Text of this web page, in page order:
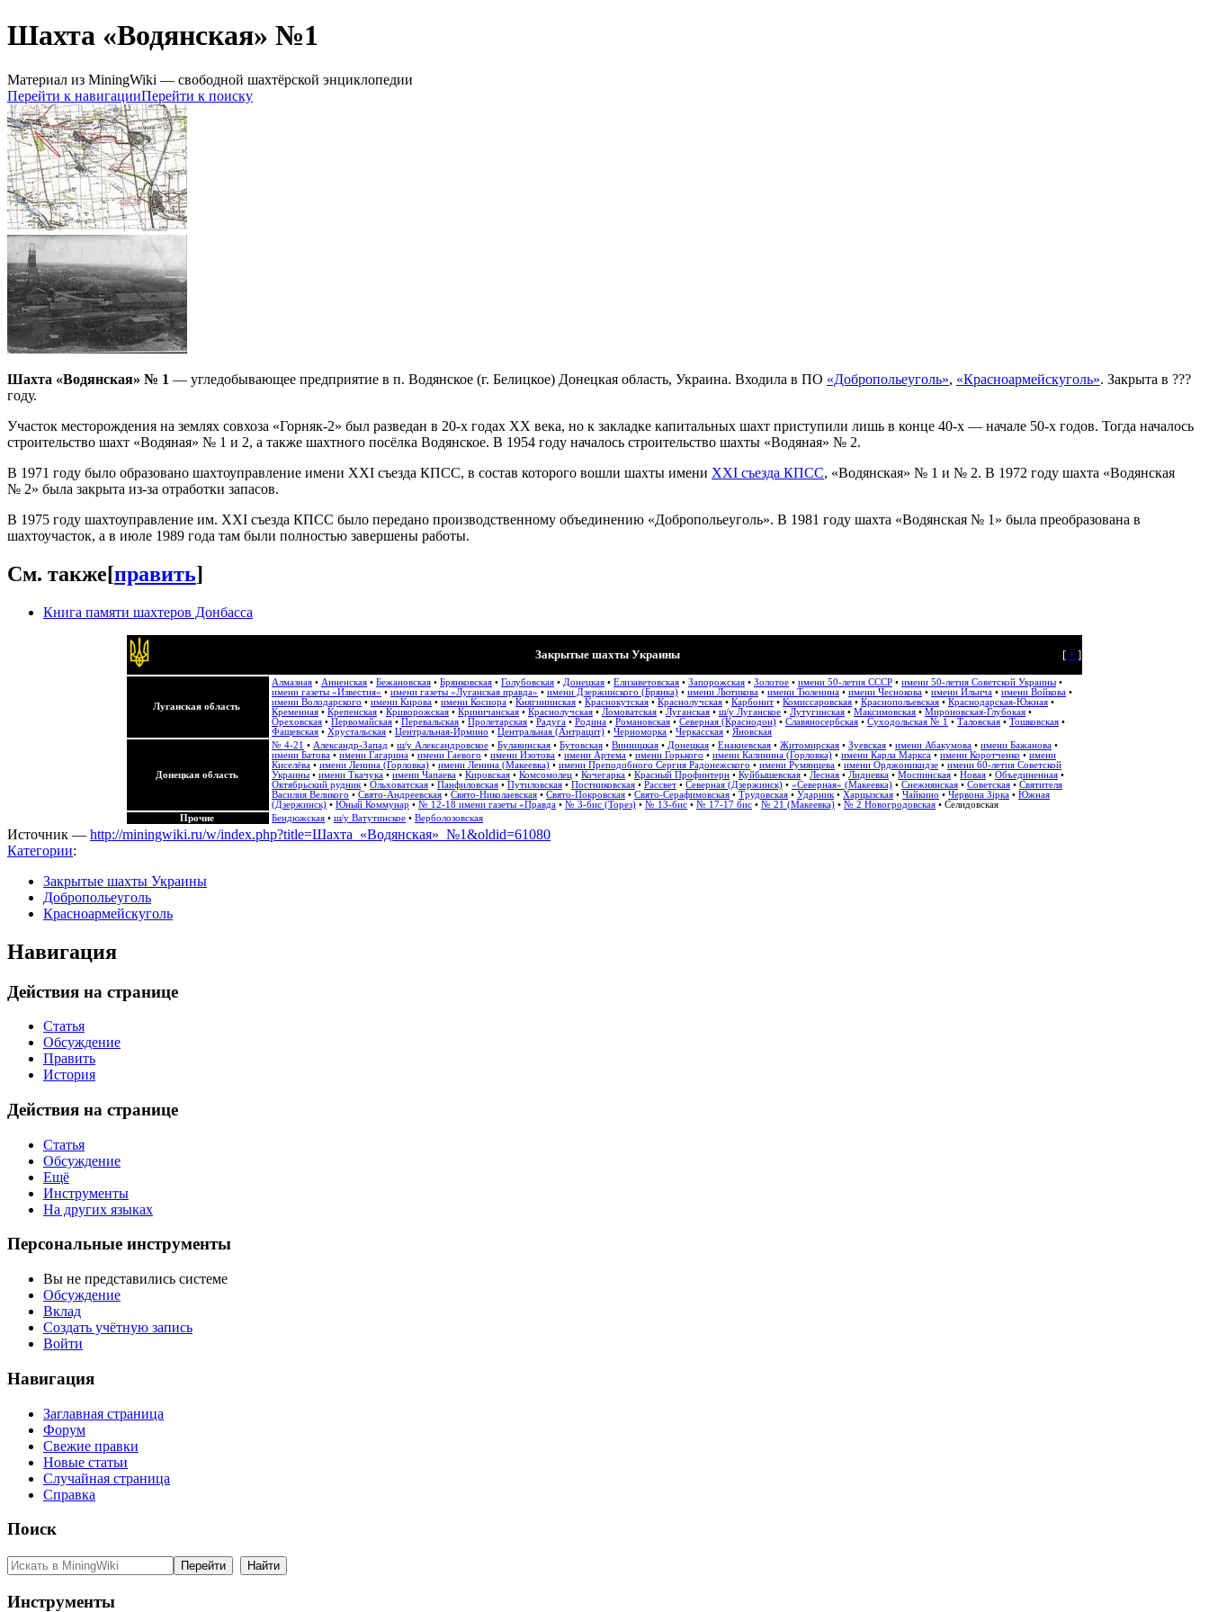
Шахта «Водянская» №1
Материал из MiningWiki — свободной шахтёрской энциклопедии
Перейти к навигацииПерейти к поиску
Шахта «Водянская» № 1 — угледобывающее предприятие в п. Водянское (г. Белицкое) Донецкая область, Украина. Входила в ПО «Добропольеуголь», «Красноармейскуголь». Закрыта в ???
году.
Участок месторождения на землях совхоза «Горняк-2» был разведан в 20-х годах ХХ века, но к закладке капитальных шахт приступили лишь в конце 40-х — начале 50-х годов. Тогда началось
строительство шахт «Водяная» № 1 и 2, а также шахтного посёлка Водянское. В 1954 году началось строительство шахты «Водяная» № 2.
В 1971 году было образовано шахтоуправление имени XXI съезда КПСС, в состав которого вошли шахты имени XXI съезда КПСС, «Водянская» № 1 и № 2. В 1972 году шахта «Водянская
№ 2» была закрыта из-за отработки запасов.
В 1975 году шахтоуправление им. XXI съезда КПСС было передано производственному объединению «Добропольеуголь». В 1981 году шахта «Водянская № 1» была преобразована в
шахтоучасток, а в июле 1989 года там были полностью завершены работы.
См. также[править]
Книга памяти шахтеров Донбасса
[ + ]
Закрытые шахты Украины
Луганская область
Алмазная • Анненская • Бежановская • Брянковская • Голубовская • Донецкая • Елизаветовская • Запорожская • Золотое • имени 50-летия СССР • имени 50-летия Советской Украины •
имени газеты «Известия» • имени газеты «Луганская правда» • имени Дзержинского (Брянка) • имени Лютикова • имени Тюленина • имени Чеснокова • имени Ильича • имени Войкова •
имени Володарского • имени Кирова • имени Косиора • Княгининская • Краснокутская • Краснолучская • Карбонит • Комиссаровская • Краснопольевская • Краснодарская-Южная •
Кременная • Крепенская • Криворожская • Криничанская • Краснолучская • Ломоватская • Луганская • ш/у Луганское • Лутугинская • Максимовская • Мироновская-Глубокая •
Ореховская • Первомайская • Перевальская • Пролетарская • Радуга • Родина • Романовская • Северная (Краснодон) • Славяносербская • Суходольская № 1 • Таловская • Тошковская •
Фащевская • Хрустальская • Центральная-Ирмино • Центральная (Антрацит) • Черноморка • Черкасская • Яновская
Донецкая область
№ 4-21 • Александр-Запад • ш/у Александровское • Булавинская • Бутовская • Винницкая • Донецкая • Енакиевская • Житомирская • Зуевская • имени Абакумова • имени Бажанова •
имени Батова • имени Гагарина • имени Гаевого • имени Изотова • имени Артема • имени Горького • имени Калинина (Горловка) • имени Карла Маркса • имени Коротченко • имени
Киселёва • имени Ленина (Горловка) • имени Ленина (Макеевка) • имени Преподобного Сергия Радонежского • имени Румянцева • имени Орджоникидзе • имени 60-летия Советской
Украины • имени Ткачука • имени Чапаева • Кировская • Комсомолец • Кочегарка • Красный Профинтерн • Куйбышевская • Лесная • Лидиевка • Моспинская • Новая • Объединенная •
Октябрьский рудник • Ольховатская • Панфиловская • Путиловская • Постниковская • Рассвет • Северная (Дзержинск) • «Северная» (Макеевка) • Снежнянская • Советская • Святителя
Василия Великого • Свято-Андреевская • Свято-Николаевская • Свято-Покровская • Свято-Серафимовская • Трудовская • Ударник • Харцызская • Чайкино • Червона Зірка • Южная
(Дзержинск) • Юный Коммунар • № 12-18 имени газеты «Правда • № 3-бис (Торез) • № 13-бис • № 17-17 бис • № 21 (Макеевка) • № 2 Новогродовская • Селидовская
Прочие
Бендюжская • ш/у Ватутинское • Верболозовская
Источник — http://miningwiki.ru/w/index.php?title=Шахта_«Водянская»_№1&oldid=61080
Категории:
Закрытые шахты Украины
Добропольеуголь
Красноармейскуголь
Навигация
Действия на странице
Статья
Обсуждение
Править
История
Действия на странице
Статья
Обсуждение
Ещё
Инструменты
На других языках
Персональные инструменты
Вы не представились системе
Обсуждение
Вклад
Создать учётную запись
Войти
Навигация
Заглавная страница
Форум
Свежие правки
Новые статьи
Случайная страница
Справка
Поиск
Инструменты